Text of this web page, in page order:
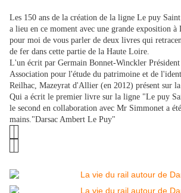
Les 150 ans de la création de la ligne Le puy
a lieu en ce moment avec une grande exposition à
pour moi de vous parler de deux livres qui
de fer dans cette partie de la Haute Loire.
L'un écrit par Germain Bonnet-Winckler
Association pour l'étude du patrimoine et de
Reilhac, Mazeyrat d'Allier (en 2012) présent sur la
Qui a écrit le premier livre sur la ligne "Le puy
le second en collaboration avec Mr Simmonet a
mains."Darsac Ambert Le Puy"